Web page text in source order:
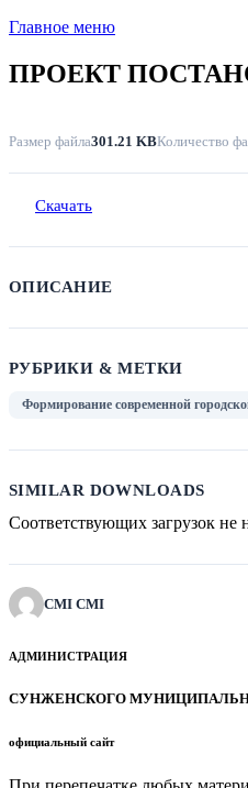
Главное меню
ПРОЕКТ
Размер файла301.21 KBКоличество
Скачать
ОПИСАНИЕ
РУБРИКИ & МЕТКИ
Формирование современной
SIMILAR DOWNLOADS
Соответствующих загрузок не
CMI CMI
АДМИНИСТРАЦИЯ
СУНЖЕНСКОГО
официальный сайт